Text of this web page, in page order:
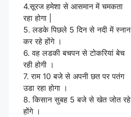
4.सूरज हमेशा से आसमान में चमकता
रहा होगा |
5. लडके पिछले 5 दिन से नदी में स्नान
कर रहे होंगे ।
6. वह लडकी बचपन से टोकरियां बेच
रही होगी ।
7. राम 10 बजे से अपनी छत पर पतंग
उडा रहा होगा ।
8. किसान सुबह 5 बजे से खेत जोत रहे
होंगे ।